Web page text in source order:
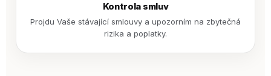
Kontrola smluv
Projdu Vaše stávající smlouvy a upozorním na zbytečná
rizika a poplatky.